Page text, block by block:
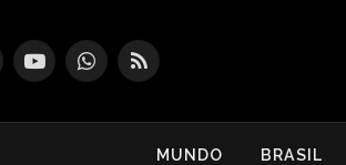
YouTubeWhatsApp
RSS
MUNDO BRASIL